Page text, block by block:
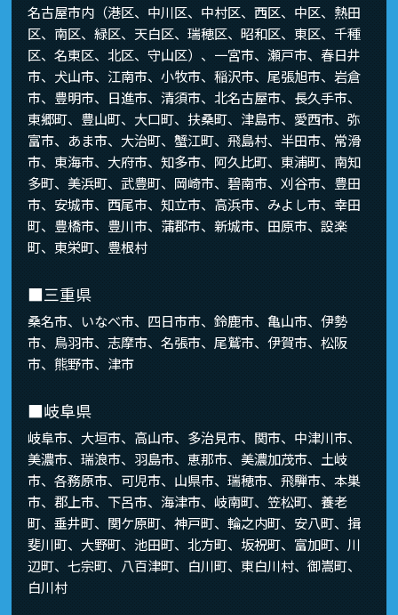
名古屋市内（港区、中川区、中村区、西区、中区、熱田
区、南区、緑区、天白区、瑞穂区、昭和区、東区、千種
区、名東区、北区、守山区）、一宮市、瀬戸市、春日井
市、犬山市、江南市、小牧市、稲沢市、尾張旭市、岩倉
市、豊明市、日進市、清須市、北名古屋市、長久手市、
東郷町、豊山町、大口町、扶桑町、津島市、愛西市、弥
富市、あま市、大治町、蟹江町、飛島村、半田市、常滑
市、東海市、大府市、知多市、阿久比町、東浦町、南知
多町、美浜町、武豊町、岡崎市、碧南市、刈谷市、豊田
市、安城市、西尾市、知立市、高浜市、みよし市、幸田
町、豊橋市、豊川市、蒲郡市、新城市、田原市、設楽
町、東栄町、豊根村
■三重県
桑名市、いなべ市、四日市市、鈴鹿市、亀山市、伊勢
市、鳥羽市、志摩市、名張市、尾鷲市、伊賀市、松阪
市、熊野市、津市
■岐阜県
岐阜市、大垣市、高山市、多治見市、関市、中津川市、
美濃市、瑞浪市、羽島市、恵那市、美濃加茂市、土岐
市、各務原市、可児市、山県市、瑞穂市、飛騨市、本巣
市、郡上市、下呂市、海津市、岐南町、笠松町、養老
町、垂井町、関ケ原町、神戸町、輪之内町、安八町、揖
斐川町、大野町、池田町、北方町、坂祝町、富加町、川
辺町、七宗町、八百津町、白川町、東白川村、御嵩町、
白川村